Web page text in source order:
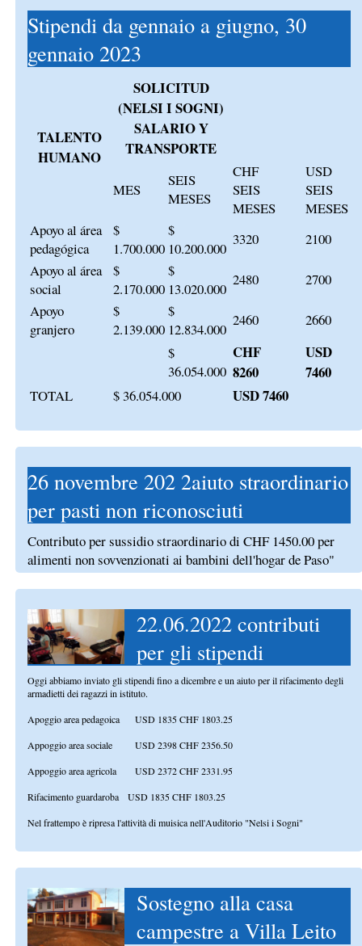
Stipendi da gennaio a giugno, 30
gennaio 2023
TALENTO
HUMANO
SOLICITUD
(NELSI I SOGNI)
SALARIO Y
TRANSPORTE
MES
SEIS
MESES
CHF
SEIS
MESES
USD
SEIS
MESES
Apoyo al área
pedagógica
$
1.700.000
$
10.200.000
3320
2100
Apoyo al área
social
$
2.170.000
$
13.020.000
2480
2700
Apoyo
granjero
$
2.139.000
$
12.834.000
2460
2660
$
36.054.000
CHF
8260
USD
7460
TOTAL $ 36.054.000 USD 7460
26 novembre 202 2aiuto straordinario
per pasti non riconosciuti
Contributo per sussidio straordinario di CHF 1450.00 per
alimenti non sovvenzionati ai bambini dell'hogar de Paso"
22.06.2022 contributi
per gli stipendi
Oggi abbiamo inviato gli stipendi fino a dicembre e un aiuto per il rifacimento degli
armadietti dei ragazzi in istituto.
Apoggio area pedagoica USD 1835 CHF 1803.25
Appoggio area sociale USD 2398 CHF 2356.50
Appoggio area agricola USD 2372 CHF 2331.95
Rifacimento guardaroba USD 1835 CHF 1803.25
Nel frattempo è ripresa l'attività di muisica nell'Auditorio "Nelsi i Sogni"
Sostegno alla casa
campestre a Villa Leito